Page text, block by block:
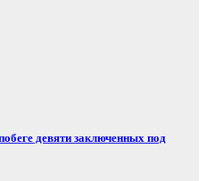
девяти заключенных под